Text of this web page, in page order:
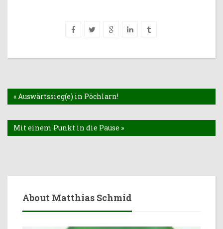
« Auswärtssieg(e) in Pöchlarn!
Mit einem Punkt in die Pause »
About Matthias Schmid